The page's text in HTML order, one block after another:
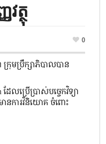
ត្ថុ
0
ក្រុមប្រឹក្សាភិបាលបាន
លប្រើប្រាស់បច្ចេកវិទ្យា
ានការវិនិយោគ ចំពោះ